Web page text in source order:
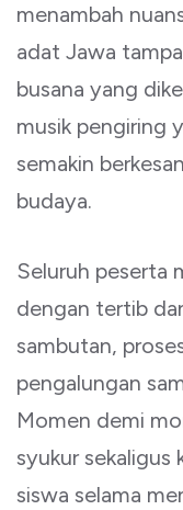
menambah
adat Jawa
busana yang
musik pengiring
semakin
budaya.
Seluruh peserta
dengan tertib
sambutan,
pengalungan
Momen demi
syukur sekaligus
siswa selama